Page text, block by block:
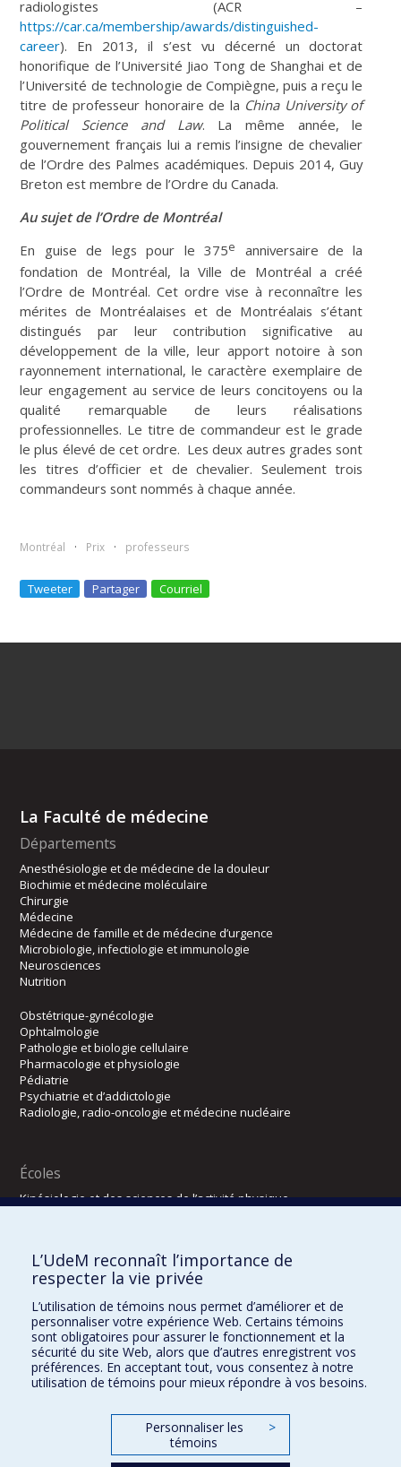
radiologistes (ACR –
https://car.ca/membership/awards/distinguished-
career). En 2013, il s’est vu décerné un doctorat
honorifique de l’Université Jiao Tong de Shanghai et de
l’Université de technologie de Compiègne, puis a reçu le
titre de professeur honoraire de la China University of
Political Science and Law. La même année, le
gouvernement français lui a remis l’insigne de chevalier
de l’Ordre des Palmes académiques. Depuis 2014, Guy
Breton est membre de l’Ordre du Canada.
Au sujet de l’Ordre de Montréal
En guise de legs pour le 375e
anniversaire de la
fondation de Montréal, la Ville de Montréal a créé
l’Ordre de Montréal. Cet ordre vise à reconnaître les
mérites de Montréalaises et de Montréalais s’étant
distingués par leur contribution significative au
développement de la ville, leur apport notoire à son
rayonnement international, le caractère exemplaire de
leur engagement au service de leurs concitoyens ou la
qualité remarquable de leurs réalisations
professionnelles. Le titre de commandeur est le grade
le plus élevé de cet ordre. Les deux autres grades sont
les titres d’officier et de chevalier. Seulement trois
commandeurs sont nommés à chaque année.
Montréal Prix professeurs
Tweeter Partager Courriel
La Faculté de médecine
Départements
Anesthésiologie et de médecine de la douleur
Biochimie et médecine moléculaire
Chirurgie
Médecine
Médecine de famille et de médecine d’urgence
Microbiologie, infectiologie et immunologie
Neurosciences
Nutrition
Obstétrique-gynécologie
Ophtalmologie
Pathologie et biologie cellulaire
Pharmacologie et physiologie
Pédiatrie
Psychiatrie et d’addictologie
Radiologie, radio-oncologie et médecine nucléaire
Écoles
Kinésiologie et des sciences de l’activité physique
Directions
DPC
CPASS
Éthique clinique
L’UdeM reconnaît l’importance de
respecter la vie privée
L’utilisation de témoins nous permet d’améliorer et de
personnaliser votre expérience Web. Certains témoins
sont obligatoires pour assurer le fonctionnement et la
sécurité du site Web, alors que d’autres enregistrent vos
préférences. En acceptant tout, vous consentez à notre
utilisation de témoins pour mieux répondre à vos besoins.
Personnaliser les
témoins
>